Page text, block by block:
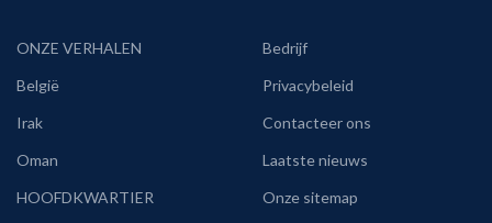
ONZE VERHALEN
België
Irak
Oman
HOOFDKWARTIER
Bedrijf
Privacybeleid
Contacteer ons
Laatste nieuws
Onze sitemap